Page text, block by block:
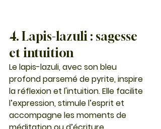
4. Lapis-lazuli : sagesse
et intuition
Le lapis-lazuli, avec son bleu
profond parsemé de pyrite, inspire
la réflexion et l'intuition. Elle facilite
l’expression, stimule l’esprit et
accompagne les moments de